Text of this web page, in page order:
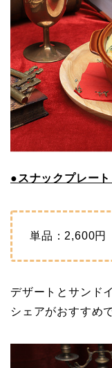
●スナックプレー
単品：2,600円
デザートとサンド
シェアがおすすめ